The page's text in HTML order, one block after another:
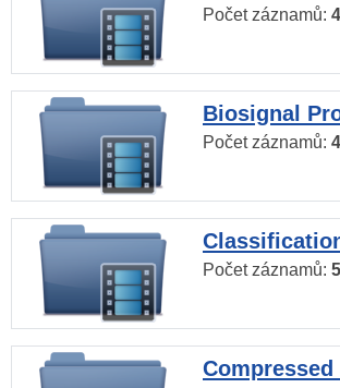
Počet záznamů: 4
Biosignal
Počet záznamů: 4
Počet záznamů: 5